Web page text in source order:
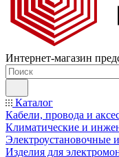
Интернет-магазин
Каталог
Кабели, провода и
Климатические и
Электроустановочные
Изделия для